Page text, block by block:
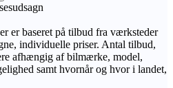
er baseret på tilbud fra værksteder
individuelle priser. Antal tilbud,
afhængig af bilmærke, model,
samt hvornår og hvor i landet,